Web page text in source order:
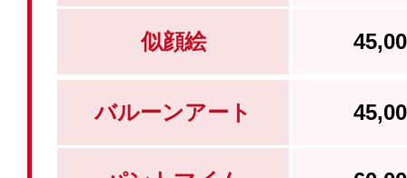
似顔絵
バルーンアート